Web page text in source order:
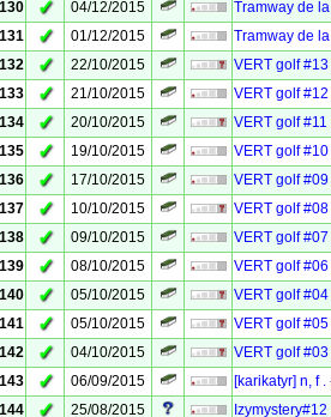
130 ✓ 04/12/2015
Tramway de
131
✓ 01/12/2015
Tramway de
132
✓ 22/10/2015
VERT golf
133
✓ 21/10/2015
VERT golf
134
✓ 20/10/2015
VERT golf
135
✓ 19/10/2015
VERT golf
136
✓ 17/10/2015
VERT golf
137
✓ 10/10/2015
VERT golf
138
✓ 09/10/2015
VERT golf
139
✓ 08/10/2015
VERT golf
140
✓ 05/10/2015
VERT golf
141
✓ 05/10/2015
VERT golf
142
✓ 04/10/2015
VERT golf
143
✓ 06/09/2015
[karikatyr] n, f
144
✓ 25/08/2015